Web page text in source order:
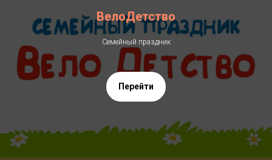
ВелоДетство
Семейный праздник
Перейти